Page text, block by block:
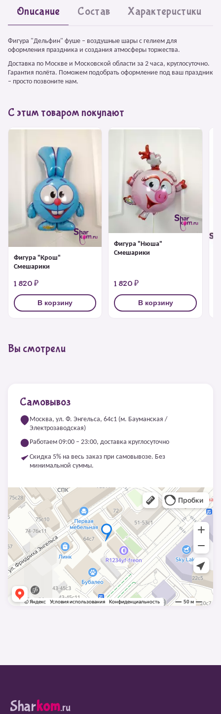
Описание Состав Характеристики
Фигура "Дельфин" фуше – воздушные шары с гелием для
оформления праздника и создания атмосферы торжества.
Доставка по Москве и Московской области за 2 часа, круглосуточно.
Гарантия полёта. Поможем подобрать оформление под ваш праздник
– просто позвоните нам.
С этим товаром покупают
Фигура "Крош"
Смешарики
1 820 ₽
В корзину
Фигура "Нюша"
Смешарики
1 820 ₽
В корзину
Вы смотрели
Самовывоз
Москва, ул. Ф. Энгельса, 64с1 (м. Бауманская /
Электрозаводская)
Работаем 09:00 – 23:00, доставка круглосуточно
Скидка 5% на весь заказ при самовывозе. Без
минимальной суммы.
Sharkom.ru